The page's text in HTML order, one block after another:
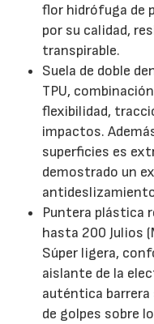
flor hidrófuga de
por su calidad,
transpirable.
Suela de doble
TPU,
flexibilidad,
impactos.
superficies es
demostrado un
Puntera plástica
hasta 200 Julios
Súper ligera,
aislante de la
auténtica
de golpes sobre